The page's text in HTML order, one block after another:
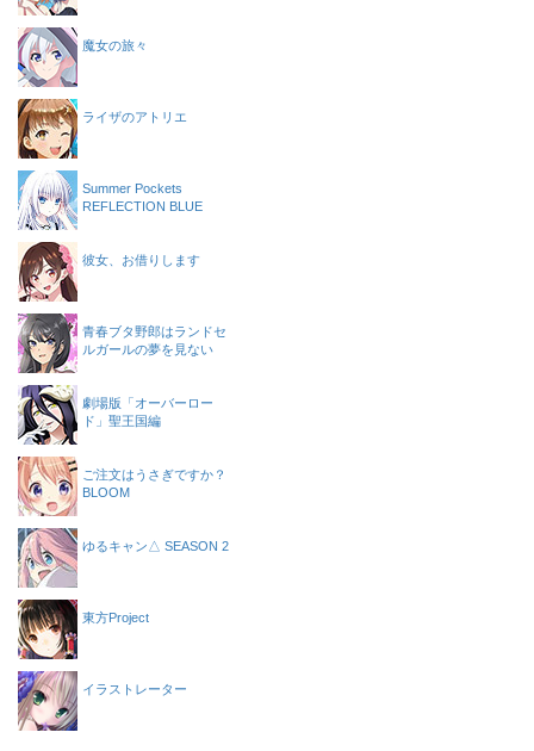
魔女の旅々
ライザのアトリエ
Summer Pockets
REFLECTION BLUE
彼女、お借りします
青春ブタ野郎はランドセ
ルガールの夢を見ない
劇場版「オーバーロー
ド」聖王国編
ご注文はうさぎですか？
BLOOM
ゆるキャン△ SEASON 2
東方Project
イラストレーター